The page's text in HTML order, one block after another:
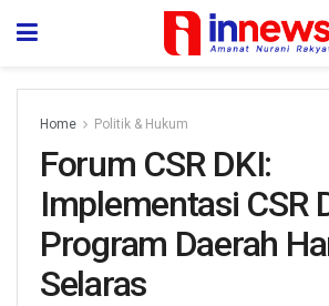
Home Politik & Hukum
Forum CSR DKI:
Implementasi CSR
Program Daerah
Selaras